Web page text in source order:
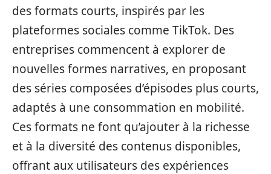
des formats courts, inspirés par les
plateformes sociales comme TikTok. Des
entreprises commencent à explorer de
nouvelles formes narratives, en proposant
des séries composées d’épisodes plus courts,
adaptés à une consommation en mobilité.
Ces formats ne font qu’ajouter à la richesse
et à la diversité des contenus disponibles,
offrant aux utilisateurs des expériences